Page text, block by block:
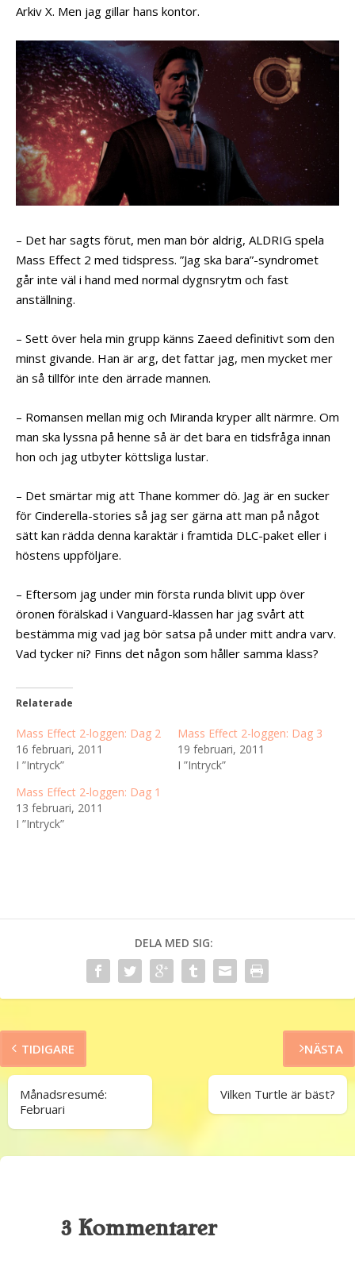
Arkiv X. Men jag gillar hans kontor.
– Det har sagts förut, men man bör aldrig, ALDRIG spela
Mass Effect 2 med tidspress. ”Jag ska bara”-syndromet
går inte väl i hand med normal dygnsrytm och fast
anställning.
– Sett över hela min grupp känns Zaeed definitivt som den
minst givande. Han är arg, det fattar jag, men mycket mer
än så tillför inte den ärrade mannen.
– Romansen mellan mig och Miranda kryper allt närmre. Om
man ska lyssna på henne så är det bara en tidsfråga innan
hon och jag utbyter köttsliga lustar.
– Det smärtar mig att Thane kommer dö. Jag är en sucker
för Cinderella-stories så jag ser gärna att man på något
sätt kan rädda denna karaktär i framtida DLC-paket eller i
höstens uppföljare.
– Eftersom jag under min första runda blivit upp över
öronen förälskad i Vanguard-klassen har jag svårt att
bestämma mig vad jag bör satsa på under mitt andra varv.
Vad tycker ni? Finns det någon som håller samma klass?
Relaterade
Mass Effect 2-loggen: Dag 2
16 februari, 2011
I ”Intryck”
Mass Effect 2-loggen: Dag 3
19 februari, 2011
I ”Intryck”
Mass Effect 2-loggen: Dag 1
13 februari, 2011
I ”Intryck”
DELA MED SIG:
TIDIGARE
Månadsresumé:
Februari
NÄSTA
Vilken Turtle är bäst?
3 Kommentarer